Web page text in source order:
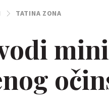
TATINA ZONA